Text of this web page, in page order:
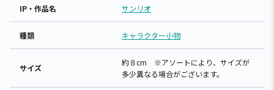
IP・作品名 サンリオ
種類 キャラクター小物
サイズ
約８cm ※アソートにより、サイズが
多少異なる場合がございます。